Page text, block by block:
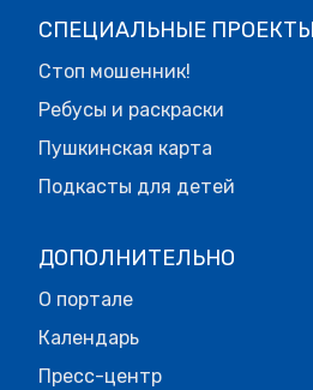
СПЕЦИАЛЬНЫЕ ПРОЕКТЫ
Стоп мошенник!
Ребусы и раскраски
Пушкинская карта
Подкасты для детей
ДОПОЛНИТЕЛЬНО
О портале
Календарь
Пресс-центр